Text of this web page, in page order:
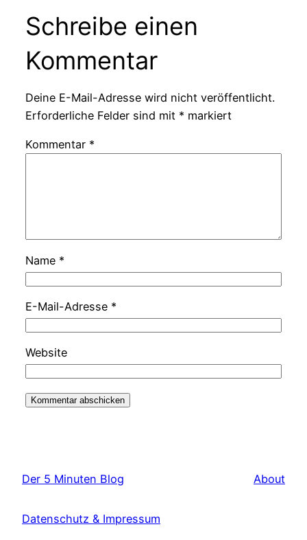
Schreibe einen
Kommentar
Deine E-Mail-Adresse wird nicht veröffentlicht.
Erforderliche Felder sind mit * markiert
Kommentar *
Name *
E-Mail-Adresse *
Website
Der 5 Minuten Blog About
Datenschutz & Impressum